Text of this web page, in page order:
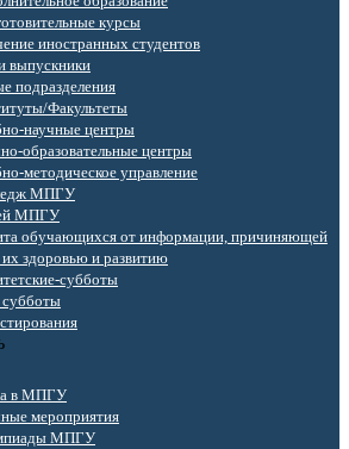
курсы
иностранных студентов
выпускники
подразделения
Факультеты
научные центры
образовательные центры
методическое управление
МПГУ
МПГУ
обучающихся от информации, причиняющей
их здоровью и развитию
в МПГУ
мероприятия
МПГУ